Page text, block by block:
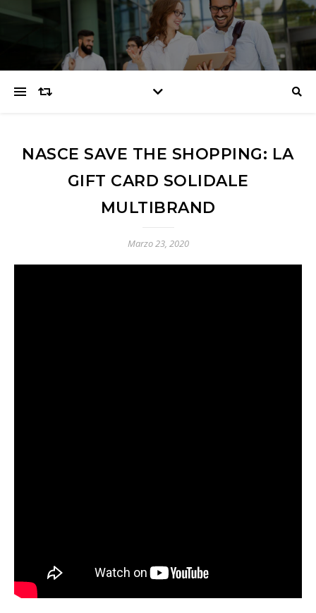
NASCE SAVE THE SHOPPING: LA
GIFT CARD SOLIDALE
MULTIBRAND
Marzo 23, 2020